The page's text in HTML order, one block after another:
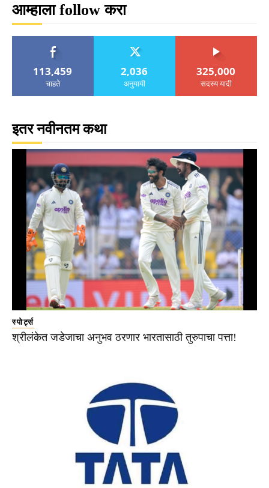
आम्हाला follow करा
113,459
चाहते
2,036
अनुयायी
325,000
सदस्य यादी
इतर नवीनतम कथा
स्पोर्ट्स
श्रीलंकेत जडेजाचा अनुभव ठरणार भारतासाठी तुरुपाचा पत्ता!